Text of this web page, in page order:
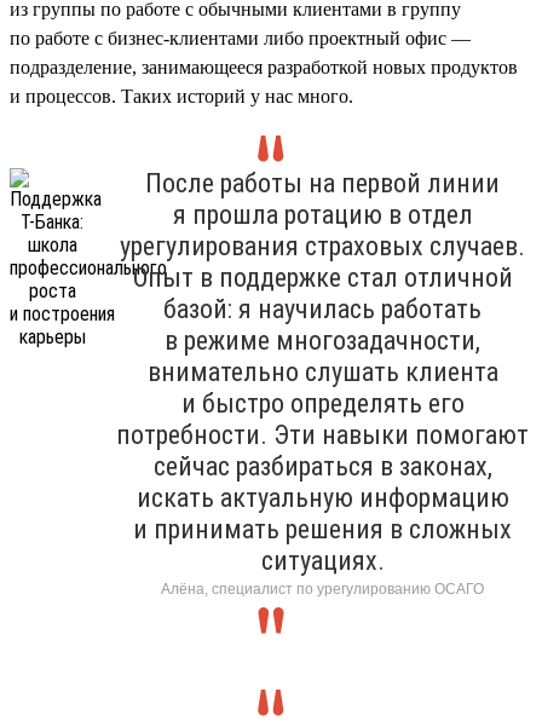
из группы по работе с обычными клиентами в группу
по работе с бизнес-клиентами либо проектный офис —
подразделение, занимающееся разработкой новых продуктов
и процессов. Таких историй у нас много.
После работы на первой линии
я прошла ротацию в отдел
урегулирования страховых случаев.
Опыт в поддержке стал отличной
базой: я научилась работать
в режиме многозадачности,
внимательно слушать клиента
и быстро определять его
потребности. Эти навыки помогают
сейчас разбираться в законах,
искать актуальную информацию
и принимать решения в сложных
ситуациях.
Алёна, специалист по урегулированию ОСАГО